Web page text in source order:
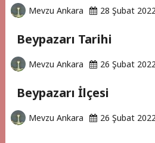
Mevzu Ankara 28 Şubat
Beypazarı Tarihi
Mevzu Ankara 26 Şubat
Beypazarı İlçesi
Mevzu Ankara 26 Şubat